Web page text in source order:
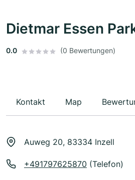
Dietmar Essen
0.0 (0 Bewertungen)
Kontakt Map
Auweg 20, 83334 Inzell
+491797625870 (Telefon)